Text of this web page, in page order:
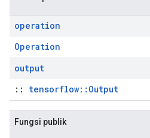
operation
Operation
output
:: tensorflow::Output
Fungsi publik